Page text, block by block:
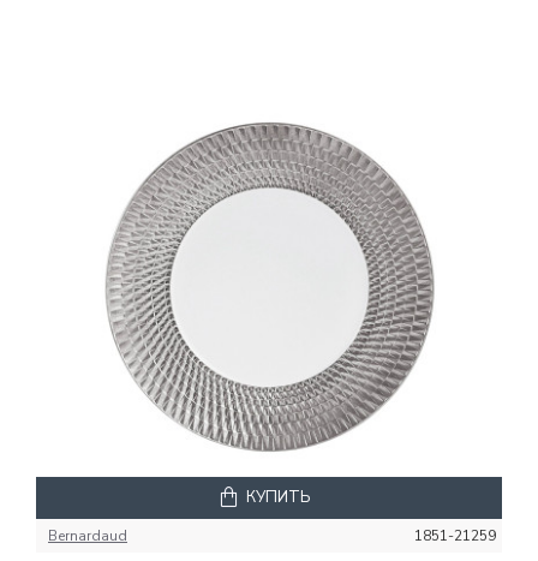
Bernardaud 1851-21259
КУПИТЬ